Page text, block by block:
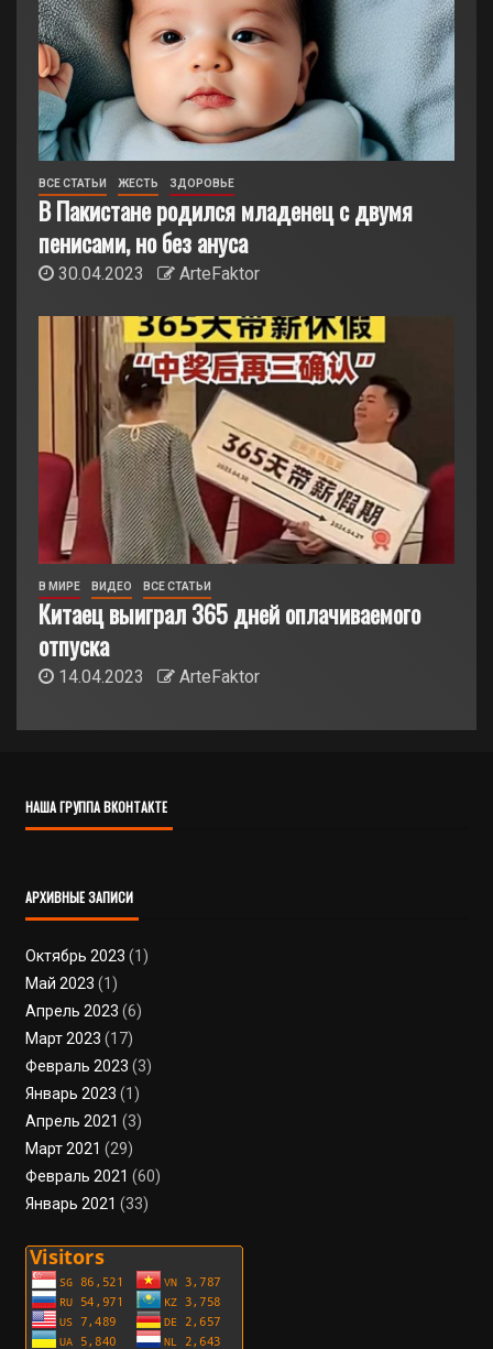
ВСЕ СТАТЬИ ЖЕСТЬ ЗДОРОВЬЕ
В Пакистане родился младенец с двумя
пенисами, но без ануса
30.04.2023 ArteFaktor
В МИРЕ ВИДЕО ВСЕ СТАТЬИ
Китаец выиграл 365 дней оплачиваемого
отпуска
14.04.2023 ArteFaktor
НАША ГРУППА ВКОНТАКТЕ
АРХИВНЫЕ ЗАПИСИ
Октябрь 2023 (1)
Май 2023 (1)
Апрель 2023 (6)
Март 2023 (17)
Февраль 2023 (3)
Январь 2023 (1)
Апрель 2021 (3)
Март 2021 (29)
Февраль 2021 (60)
Январь 2021 (33)